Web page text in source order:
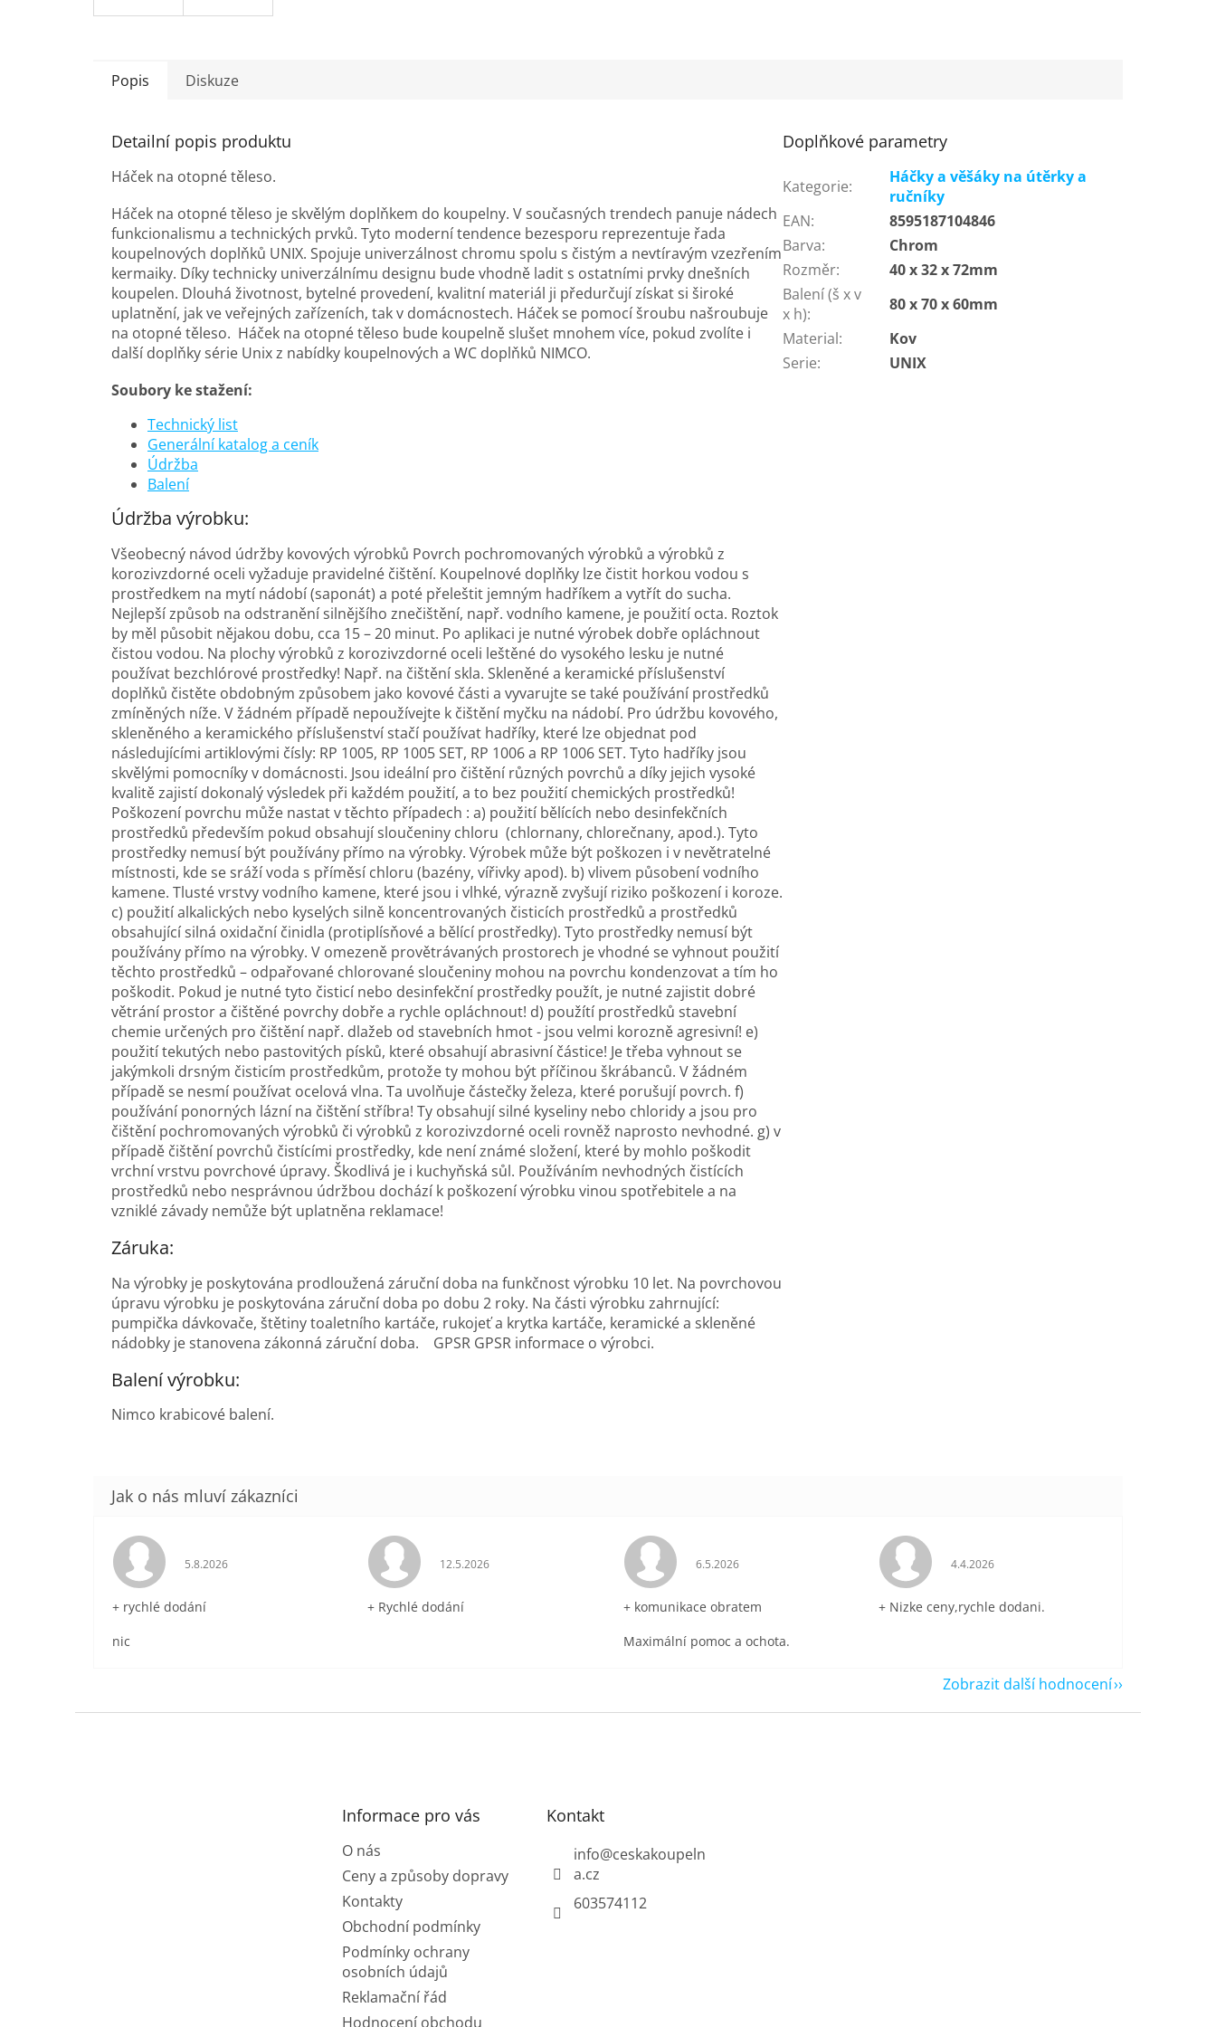
Popis Diskuze
Detailní popis produktu
Háček na otopné těleso.
Háček na otopné těleso je skvělým doplňkem do koupelny. V současných trendech panuje nádech
funkcionalismu a technických prvků. Tyto moderní tendence bezesporu reprezentuje řada
koupelnových doplňků UNIX. Spojuje univerzálnost chromu spolu s čistým a nevtíravým vzezřením
kermaiky. Díky technicky univerzálnímu designu bude vhodně ladit s ostatními prvky dnešních
koupelen. Dlouhá životnost, bytelné provedení, kvalitní materiál ji předurčují získat si široké
uplatnění, jak ve veřejných zařízeních, tak v domácnostech. Háček se pomocí šroubu našroubuje
na otopné těleso. Háček na otopné těleso bude koupelně slušet mnohem více, pokud zvolíte i
další doplňky série Unix z nabídky koupelnových a WC doplňků NIMCO.
Soubory ke stažení:
Technický list
Generální katalog a ceník
Údržba
Balení
Údržba výrobku:
Všeobecný návod údržby kovových výrobků Povrch pochromovaných výrobků a výrobků z
korozivzdorné oceli vyžaduje pravidelné čištění. Koupelnové doplňky lze čistit horkou vodou s
prostředkem na mytí nádobí (saponát) a poté přeleštit jemným hadříkem a vytřít do sucha.
Nejlepší způsob na odstranění silnějšího znečištění, např. vodního kamene, je použití octa. Roztok
by měl působit nějakou dobu, cca 15 – 20 minut. Po aplikaci je nutné výrobek dobře opláchnout
čistou vodou. Na plochy výrobků z korozivzdorné oceli leštěné do vysokého lesku je nutné
používat bezchlórové prostředky! Např. na čištění skla. Skleněné a keramické příslušenství
doplňků čistěte obdobným způsobem jako kovové části a vyvarujte se také používání prostředků
zmíněných níže. V žádném případě nepoužívejte k čištění myčku na nádobí. Pro údržbu kovového,
skleněného a keramického příslušenství stačí používat hadříky, které lze objednat pod
následujícími artiklovými čísly: RP 1005, RP 1005 SET, RP 1006 a RP 1006 SET. Tyto hadříky jsou
skvělými pomocníky v domácnosti. Jsou ideální pro čištění různých povrchů a díky jejich vysoké
kvalitě zajistí dokonalý výsledek při každém použití, a to bez použití chemických prostředků!
Poškození povrchu může nastat v těchto případech : a) použití bělících nebo desinfekčních
prostředků především pokud obsahují sloučeniny chloru (chlornany, chlorečnany, apod.). Tyto
prostředky nemusí být používány přímo na výrobky. Výrobek může být poškozen i v nevětratelné
místnosti, kde se sráží voda s příměsí chloru (bazény, vířivky apod). b) vlivem působení vodního
kamene. Tlusté vrstvy vodního kamene, které jsou i vlhké, výrazně zvyšují riziko poškození i koroze.
c) použití alkalických nebo kyselých silně koncentrovaných čisticích prostředků a prostředků
obsahující silná oxidační činidla (protiplísňové a bělící prostředky). Tyto prostředky nemusí být
používány přímo na výrobky. V omezeně provětrávaných prostorech je vhodné se vyhnout použití
těchto prostředků – odpařované chlorované sloučeniny mohou na povrchu kondenzovat a tím ho
poškodit. Pokud je nutné tyto čisticí nebo desinfekční prostředky použít, je nutné zajistit dobré
větrání prostor a čištěné povrchy dobře a rychle opláchnout! d) použítí prostředků stavební
chemie určených pro čištění např. dlažeb od stavebních hmot - jsou velmi korozně agresivní! e)
použití tekutých nebo pastovitých písků, které obsahují abrasivní částice! Je třeba vyhnout se
jakýmkoli drsným čisticím prostředkům, protože ty mohou být příčinou škrábanců. V žádném
případě se nesmí používat ocelová vlna. Ta uvolňuje částečky železa, které porušují povrch. f)
používání ponorných lázní na čištění stříbra! Ty obsahují silné kyseliny nebo chloridy a jsou pro
čištění pochromovaných výrobků či výrobků z korozivzdorné oceli rovněž naprosto nevhodné. g) v
případě čištění povrchů čistícími prostředky, kde není známé složení, které by mohlo poškodit
vrchní vrstvu povrchové úpravy. Škodlivá je i kuchyňská sůl. Používáním nevhodných čistících
prostředků nebo nesprávnou údržbou dochází k poškození výrobku vinou spotřebitele a na
vzniklé závady nemůže být uplatněna reklamace!
Záruka:
Na výrobky je poskytována prodloužená záruční doba na funkčnost výrobku 10 let. Na povrchovou
úpravu výrobku je poskytována záruční doba po dobu 2 roky. Na části výrobku zahrnující:
pumpička dávkovače, štětiny toaletního kartáče, rukojeť a krytka kartáče, keramické a skleněné
nádobky je stanovena zákonná záruční doba. GPSR GPSR informace o výrobci.
Balení výrobku:
Nimco krabicové balení.
Doplňkové parametry
Kategorie:
Háčky a věšáky na útěrky a
ručníky
EAN:
8595187104846
Barva:
Chrom
Rozměr:
40 x 32 x 72mm
Balení (š x v
x h):
80 x 70 x 60mm
Material:
Kov
Serie: UNIX
Hodnocení obchodu je 5 z 5 hvězdiček.
5.8.2026
+ rychlé dodání
nic
Hodnocení obchodu je 5 z 5 hvězdiček.
12.5.2026
+ Rychlé dodání
Hodnocení obchodu je 5 z 5 hvězdiček.
6.5.2026
+ komunikace obratem
Maximální pomoc a ochota.
Hodnocení obchodu je 5 z 5 hvězdiček.
4.4.2026
+ Nizke ceny,rychle dodani.
Zobrazit další hodnocení
Informace pro vás
O nás
Ceny a způsoby dopravy
Kontakty
Obchodní podmínky
Podmínky ochrany
osobních údajů
Reklamační řád
Hodnocení obchodu
Kontakt
info@ceskakoupeln
a.cz
603574112